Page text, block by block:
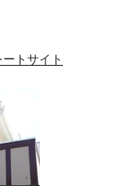
トサイト